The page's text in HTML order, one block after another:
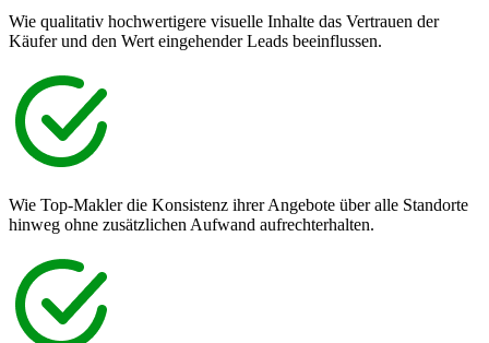
Wie qualitativ hochwertigere visuelle Inhalte das Vertrauen der
Käufer und den Wert eingehender Leads beeinflussen.
Wie Top-Makler die Konsistenz ihrer Angebote über alle Standorte
hinweg ohne zusätzlichen Aufwand aufrechterhalten.